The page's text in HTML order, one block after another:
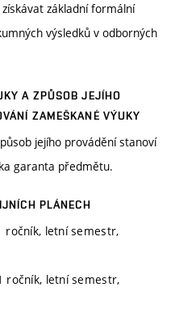
základní formální
výsledků v odborných
A ZPŮSOB JEJÍHO
ZAMEŠKANÉ VÝUKY
jejího provádění stanoví
garanta předmětu.
PLÁNECH
ročník, letní semestr,
ročník, letní semestr,